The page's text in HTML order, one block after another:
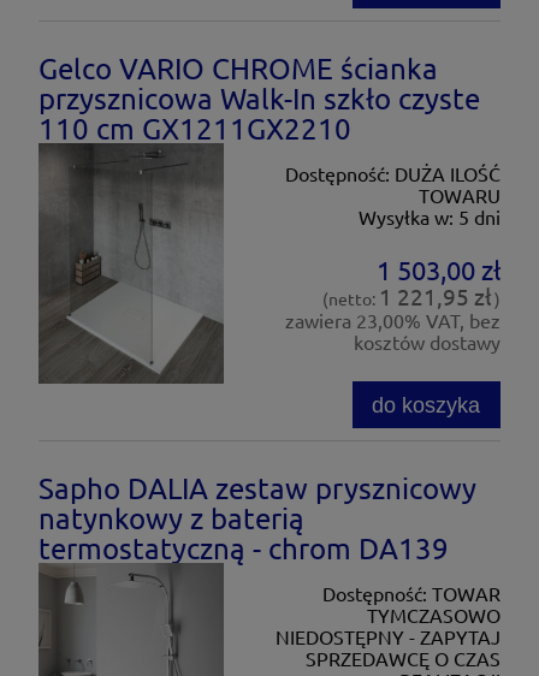
Gelco VARIO CHROME ścianka
przysznicowa Walk-In szkło czyste
110 cm GX1211GX2210
Dostępność: DUŻA ILOŚĆ
TOWARU
Wysyłka w: 5 dni
1 503,00 zł
(netto: 1 221,95 zł)
zawiera 23,00% VAT, bez
kosztów dostawy
do koszyka
Sapho DALIA zestaw prysznicowy
natynkowy z baterią
termostatyczną - chrom DA139
Dostępność: TOWAR
TYMCZASOWO
NIEDOSTĘPNY - ZAPYTAJ
SPRZEDAWCĘ O CZAS